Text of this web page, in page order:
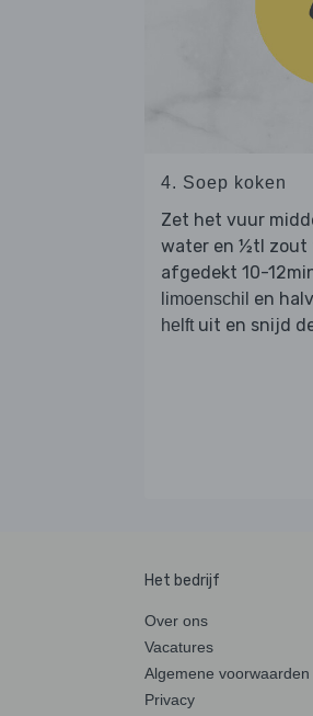
4. Soep koken
Zet het vuur
water en ½tl zout
afgedekt 10-
limoenschil en
helft uit en snijd
Het bedrijf
Over ons
Vacatures
Algemene voorwaarden
Privacy